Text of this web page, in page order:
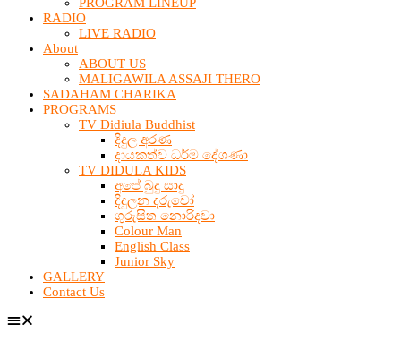
RADIO
LIVE RADIO
About
ABOUT US
MALIGAWILA ASSAJI THERO
SADAHAM CHARIKA
PROGRAMS
TV Didiula Buddhist
දිදුල අරණ
දායකත්ව ධර්ම දේශණා
TV DIDULA KIDS
අපේ බුදු සාදු
දිදුලන දරුවෝ
ගුරුසිත නොරිදවා
Colour Man
English Class
Junior Sky
GALLERY
Contact Us